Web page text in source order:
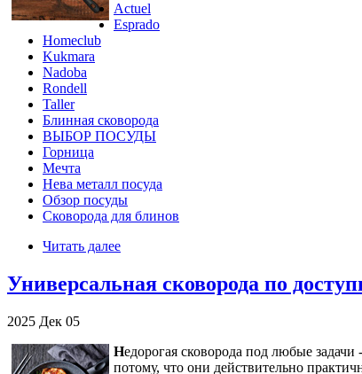
Actuel
Esprado
Homeclub
Kukmara
Nadoba
Rondell
Taller
Блинная сковорода
ВЫБОР ПОСУДЫ
Горница
Мечта
Нева металл посуда
Обзор посуды
Сковорода для блинов
Читать далее
Универсальная сковорода по
2025 Дек 05
Недорогая сковорода под любые
потому, что они действительно